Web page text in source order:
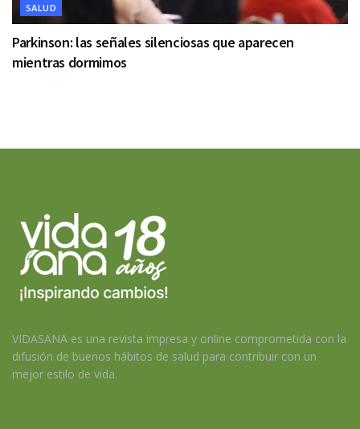
SALUD
Parkinson: las señales silenciosas que aparecen
mientras dormimos
VIDASANA es una revista impresa y online comprometida con la
difusión de buenos hábitos de salud para contribuir con un
mejor estilo de vida.